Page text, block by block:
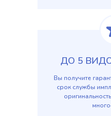
ДО 5
Вы получите
срок службы